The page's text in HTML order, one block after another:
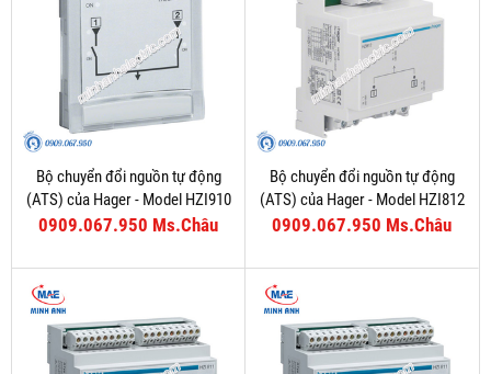
Bộ chuyển đổi nguồn tự động
(ATS) của Hager - Model HZI910
0909.067.950 Ms.Châu
Bộ chuyển đổi nguồn tự động
(ATS) của Hager - Model HZI812
0909.067.950 Ms.Châu